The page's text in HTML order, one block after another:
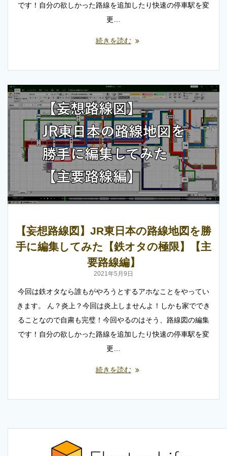
です！自分の欲しかった路線を追加したり快速の停車駅を変
更…
続きを読む
【妄想路線図】JR東日本の路線地図を勝
手に編集してみた【鉄オタの極限】【主
要路線編】
2021年5月9日
今回は鉄オタなら誰もがやろうとするアホなことをやってい
きます。 ん？炎上？今回は炎上しませんよ！しかも家ででき
ることなので自粛も完璧！今回やるのはそう、路線図の編集
です！自分の欲しかった路線を追加したり快速の停車駅を変
更…
続きを読む